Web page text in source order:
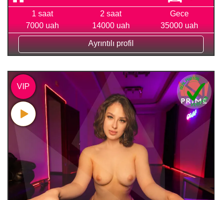
1 saat
7000 uah
2 saat
14000 uah
Gece
35000 uah
Ayrıntılı profil
VIP